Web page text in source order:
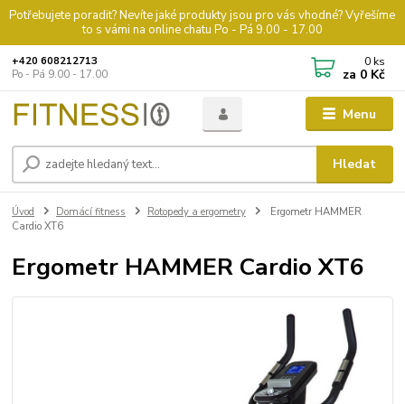
Potřebujete poradit? Nevíte jaké produkty jsou pro vás vhodné? Vyřešíme
to s vámi na online chatu Po - Pá 9.00 - 17.00
Menu
Hledat
+420 608212713
Po - Pá 9.00 - 17.00
0 ks
za 0 Kč
Úvod Domácí fitness Rotopedy a ergometry
Ergometr HAMMER
Cardio XT6
Ergometr HAMMER Cardio XT6